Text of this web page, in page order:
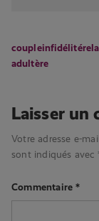
coupleinfidélité
adultère
Laisser un
Votre adresse e-
sont indiqués avec
Commentaire*